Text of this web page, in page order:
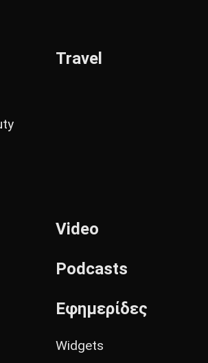
Travel
Video
Podcasts
Εφημερίδες
Widgets